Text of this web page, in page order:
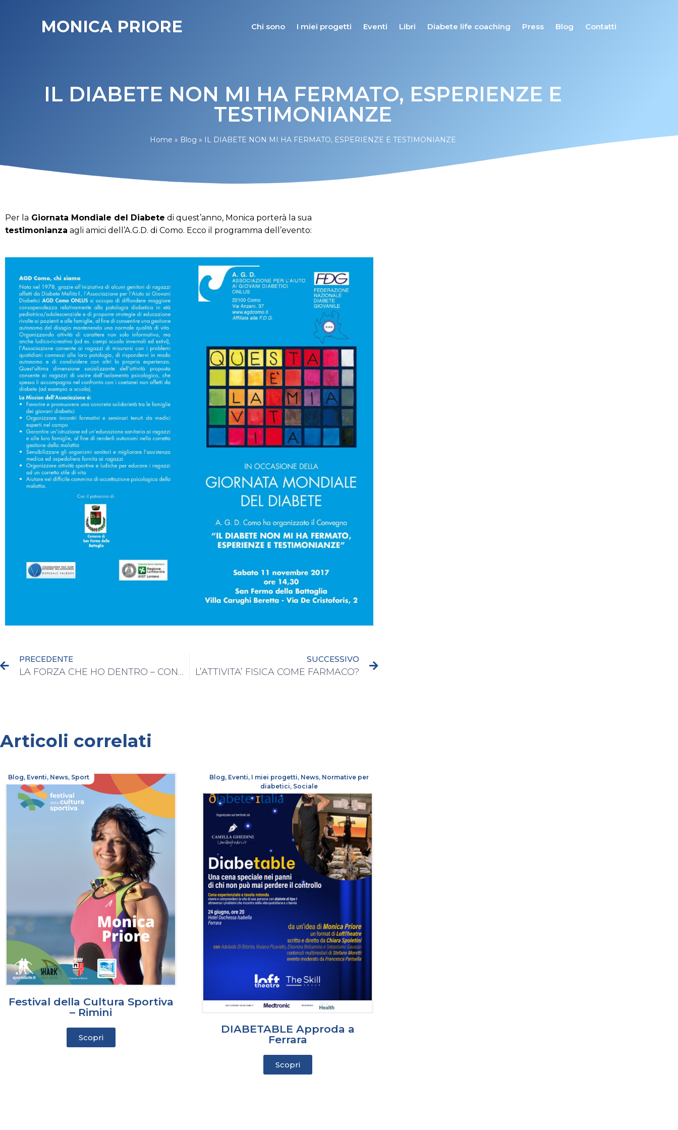
MONICA PRIORE Chi sono I miei progetti Eventi Libri Diabete life coaching Press Blog Contatti
IL DIABETE NON MI HA FERMATO, ESPERIENZE E
TESTIMONIANZE
Home » Blog » IL DIABETE NON MI HA FERMATO, ESPERIENZE E TESTIMONIANZE
Per la Giornata Mondiale del Diabete di quest’anno, Monica porterà la sua
testimonianza agli amici dell’A.G.D. di Como. Ecco il programma dell’evento:
PRECEDENTE
LA FORZA CHE HO DENTRO – CONVEGNO SU SPORT E DIABETE INFANTILE
SUCCESSIVO
L’ATTIVITA’ FISICA COME FARMACO?
Articoli correlati
Blog, Eventi, News, Sport
Festival della Cultura Sportiva
– Rimini
Scopri
Blog, Eventi, I miei progetti, News, Normative per
diabetici, Sociale
DIABETABLE Approda a
Ferrara
Scopri